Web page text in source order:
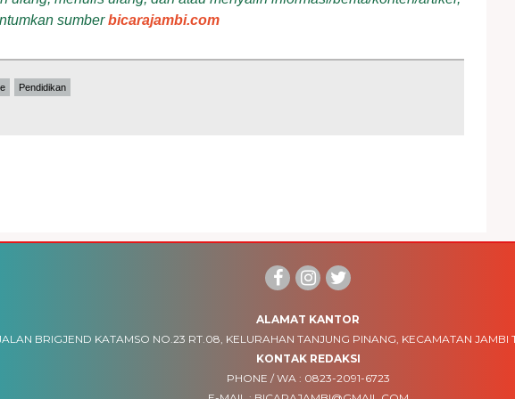
sumberbicarajambi.com
Pendidikan
ALAMAT KANTOR
BRIGJEND KATAMSO NO.23 RT.08, KELURAHAN TANJUNG PINANG, KECAMATAN JAMBI
KONTAK REDAKSI
PHONE / WA : 0823-2091-6723